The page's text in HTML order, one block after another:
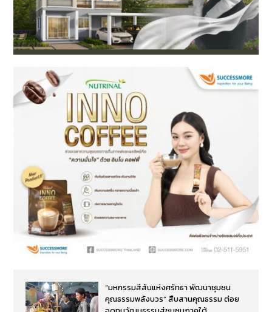
“มหกรรมสีสันแห่งศรัทธา พัฒนาชุมชน
คุณธรรมพลังบวร” สืบสานคุณธรรม ต่อย